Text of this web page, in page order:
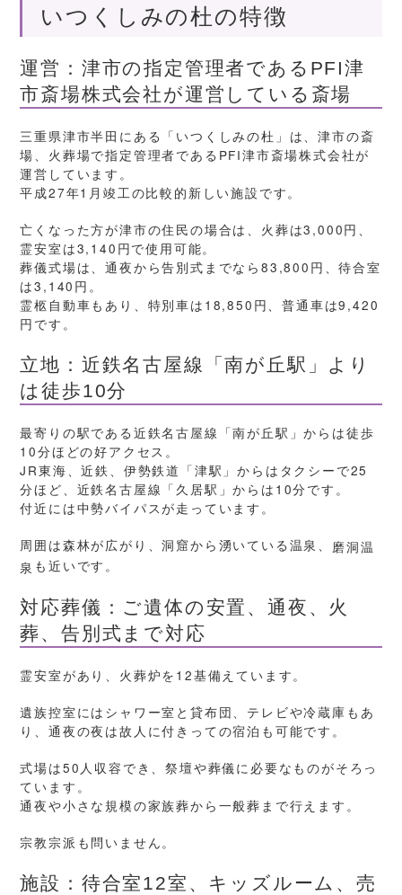
いつくしみの杜の特徴
運営：津市の指定管理者であるPFI津
市斎場株式会社が運営している斎場
三重県津市半田にある「いつくしみの杜」は、津市の斎
場、火葬場で指定管理者であるPFI津市斎場株式会社が
運営しています。
平成27年1月竣工の比較的新しい施設です。
亡くなった方が津市の住民の場合は、火葬は3,000円、
霊安室は3,140円で使用可能。
葬儀式場は、通夜から告別式までなら83,800円、待合室
は3,140円。
霊柩自動車もあり、特別車は18,850円、普通車は9,420
円です。
立地：近鉄名古屋線「南が丘駅」より
は徒歩10分
最寄りの駅である近鉄名古屋線「南が丘駅」からは徒歩
10分ほどの好アクセス。
JR東海、近鉄、伊勢鉄道「津駅」からはタクシーで25
分ほど、近鉄名古屋線「久居駅」からは10分です。
付近には中勢バイパスが走っています。
周囲は森林が広がり、洞窟から湧いている温泉、 磨洞温
泉 も近いです。
対応葬儀：ご遺体の安置、通夜、火
葬、告別式まで対応
霊安室があり、火葬炉を12基備えています。
遺族控室にはシャワー室と貸布団、テレビや冷蔵庫もあ
り、通夜の夜は故人に付きっての宿泊も可能です。
式場は50人収容でき、祭壇や葬儀に必要なものがそろっ
ています。
通夜や小さな規模の家族葬から一般葬まで行えます。
宗教宗派も問いません。
施設：待合室12室、キッズルーム、売